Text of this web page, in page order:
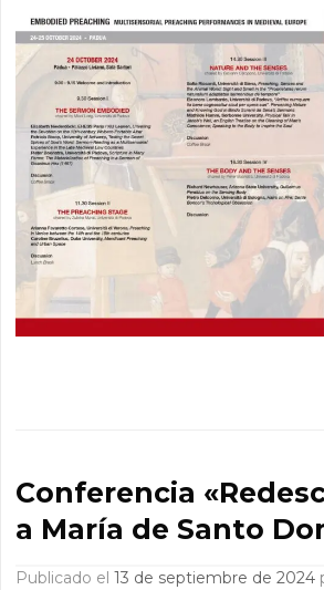
Conferencia
a María de Santo
Publicado el13 de septiembre de 2024